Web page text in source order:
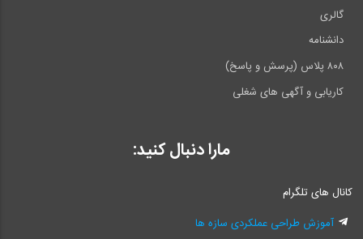
گالری
دانشنامه
۸۰۸ پلاس (پرسش و پاسخ)
کاریابی و آگهی های شغلی
مارا دنبال کنید:
کانال های تلگرام
آموزش طراحی عملکردی سازه ها